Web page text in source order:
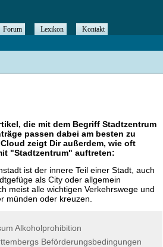
die mit dem Begriff Stadtzentrum
passen dabei am besten zu
zeigt Dir außerdem, wie oft
"Stadtzentrum" auftreten:
ist der innere Teil einer Stadt, auch
als City oder allgemein
meist alle wichtigen Verkehrswege und
münden oder kreuzen.
Alkoholprohibition
Beförderungsbedingungen
Forum Lexikon
Kontakt